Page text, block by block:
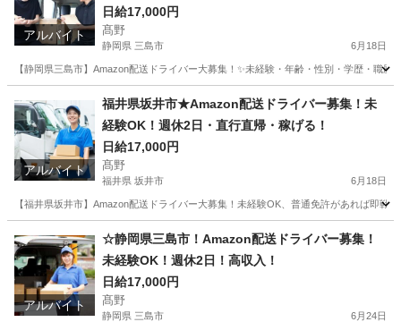
アルバイト
日給17,000円
髙野
静岡県 三島市 6月18日
【静岡県三島市】Amazon配送ドライバー大募集！✨未経験・年齢・性別・学歴・職
ドライバー
アルバイト
福井県坂井市★Amazon配送ドライバー募集！未
経験OK！週休2日・直行直帰・稼げる！
日給17,000円
髙野
福井県 坂井市 6月18日
【福井県坂井市】Amazon配送ドライバー大募集！未経験OK、普通免許があれば即
ドライバー Amazon
アルバイト
☆静岡県三島市！Amazon配送ドライバー募集！
未経験OK！週休2日！高収入！
日給17,000円
髙野
静岡県 三島市 6月24日